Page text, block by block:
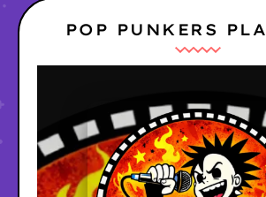
POP PUNKERS